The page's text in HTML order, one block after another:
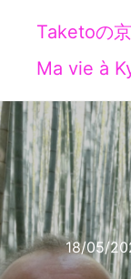
Taketoの
Ma vie à
18/05/